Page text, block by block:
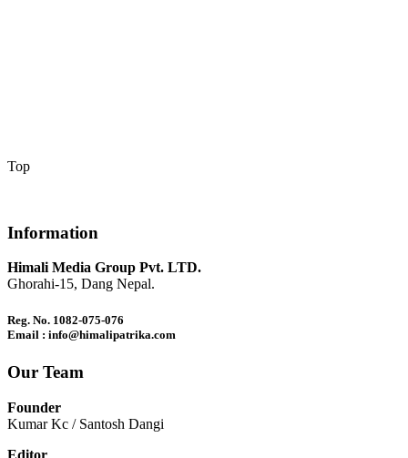
Top
Information
Himali Media Group Pvt. LTD.
Ghorahi-15, Dang Nepal.
Reg. No. 1082-075-076
Email : info@himalipatrika.com
Our Team
Founder
Kumar Kc / Santosh Dangi
Editor